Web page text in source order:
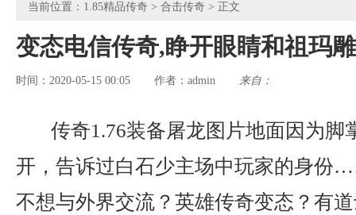
当前位置： 1.85精品传奇 > 合击传奇 > 正文
变态电信传奇,睁开眼睛和祖玛
时间：2020-05-15 00:05 作者： admin 来自：
传奇1.76装备屠龙图片地面因为脚
开，告诉过白石少主场中玩家的身份
不想与外界交流？英雄传奇变态？有